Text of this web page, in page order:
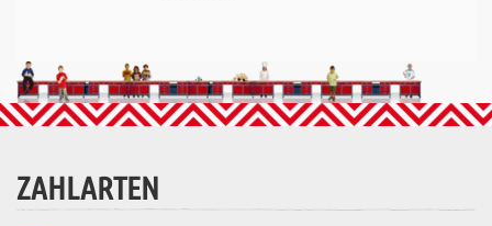
ZAHLARTEN